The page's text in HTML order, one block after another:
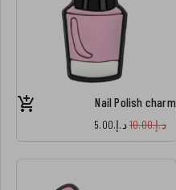
Nail Polish charm
د.إ.‏10.00 د.إ.‏5.00